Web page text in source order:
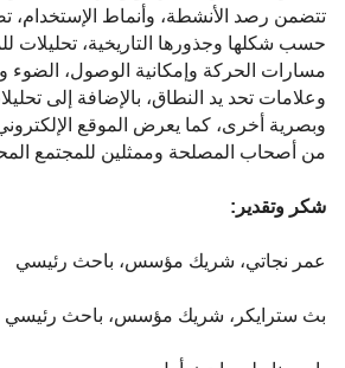
تتضمن رصد الأنشطة، وأنماط الإستخدام،
حسب شكلها وجذورها التاريخية، تحليلات
مسارات الحركة وإمكانية الوصول، الضوء
وعلامات تحد يد النطاق، بالإضافة إلى
وبصرية أخرى، كما يعرض الموقع
من أصحاب المصلحة وممثلين للمجتمع
شكر وتقدير:
عمر نجاتي، شريك مؤسس، باحث رئيسي
بث سترايكر، شريك مؤسس، باحث رئيسي